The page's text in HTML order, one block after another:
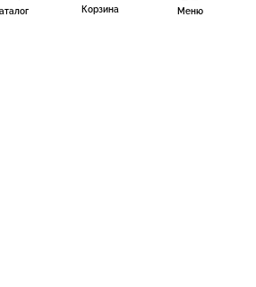
Корзина Меню